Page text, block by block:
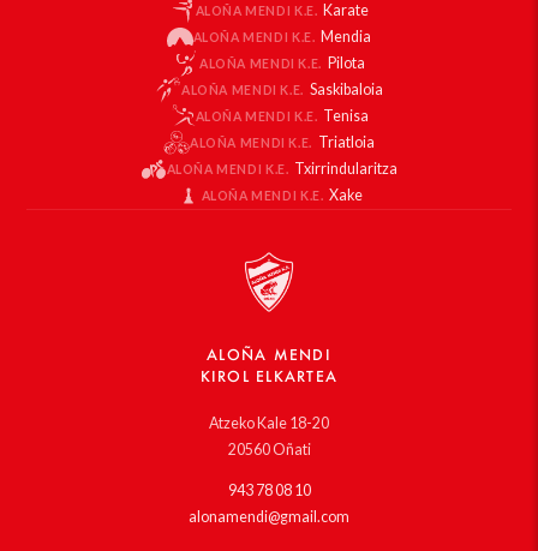
ALOÑA MENDI K.E. Karate
ALOÑA MENDI K.E. Mendia
ALOÑA MENDI K.E. Pilota
ALOÑA MENDI K.E. Saskibaloia
ALOÑA MENDI K.E. Tenisa
ALOÑA MENDI K.E. Triatloia
ALOÑA MENDI K.E. Txirrindularitza
ALOÑA MENDI K.E. Xake
ALOÑA MENDI
KIROL ELKARTEA
Atzeko Kale 18-20
20560 Oñati
943 78 08 10
alonamendi@gmail.com